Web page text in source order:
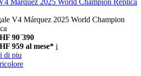
Márquez 2025 World Champion Replica
V4 Márquez 2025 World Champion
90´390
959 al mese* i
di piu